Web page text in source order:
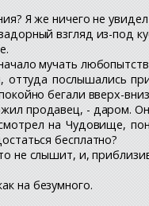
Я же ничего не
взгляд из-под
мучать
послышались
бегали вверх-
продавец, - даром.
на Чудовище,
бесплатно?
не слышит, и,
на безумного.